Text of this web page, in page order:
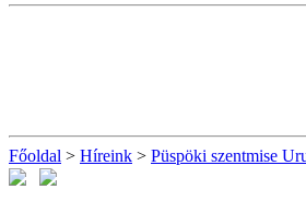
Főoldal > Híreink > Püspöki szentmise